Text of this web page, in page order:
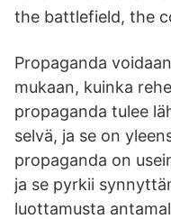
the battlefield, the
Propaganda
mukaan, kuinka
propaganda tulee
selvä, ja se on
propaganda on
ja se pyrkii
luottamusta